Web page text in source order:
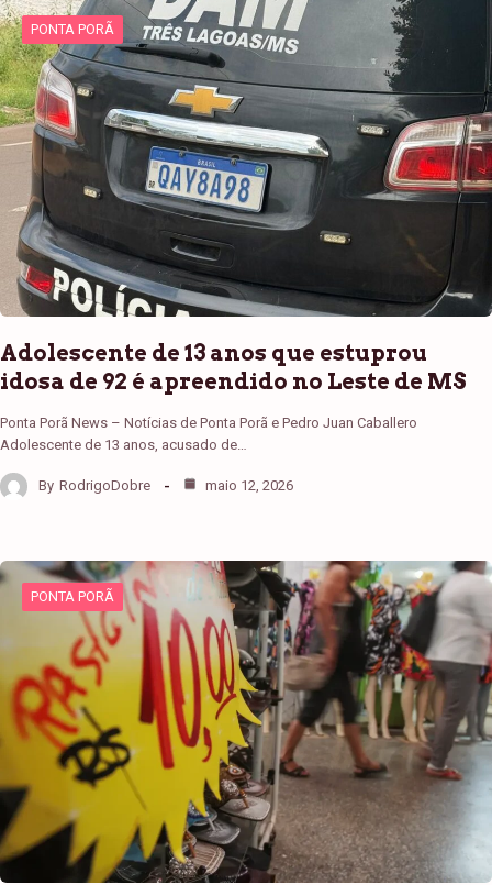
PONTA PORÃ
Adolescente de 13 anos que estuprou
idosa de 92 é apreendido no Leste de MS
Ponta Porã News – Notícias de Ponta Porã e Pedro Juan Caballero
Adolescente de 13 anos, acusado de…
By RodrigoDobre maio 12, 2026
PONTA PORÃ